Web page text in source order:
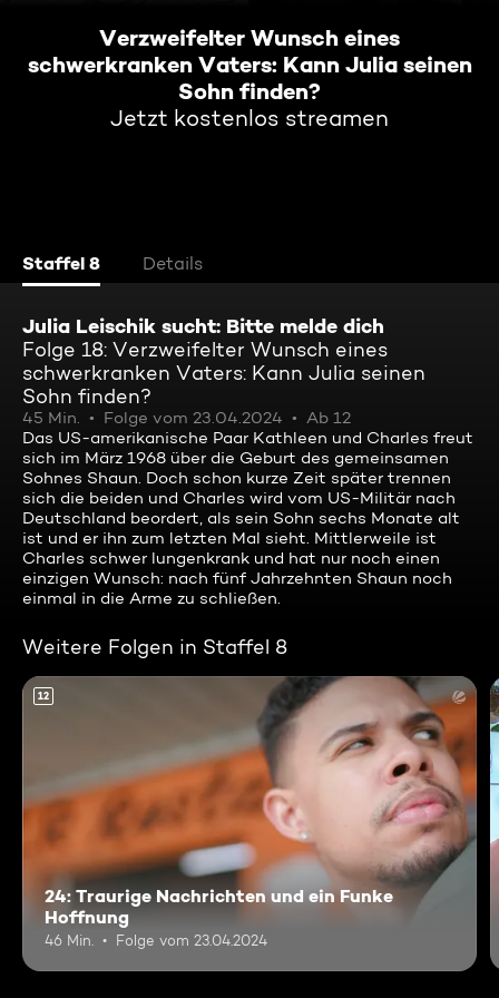
Verzweifelter Wunsch eines
schwerkranken Vaters: Kann Julia seinen
Sohn finden?
Jetzt kostenlos streamen
Staffel 8 Details
Julia Leischik sucht: Bitte melde dich
Folge 18: Verzweifelter Wunsch eines
schwerkranken Vaters: Kann Julia seinen
Sohn finden?
45 Min. Folge vom 23.04.2024
Ab 12
Das US-amerikanische Paar Kathleen und Charles freut
sich im März 1968 über die Geburt des gemeinsamen
Sohnes Shaun. Doch schon kurze Zeit später trennen
sich die beiden und Charles wird vom US-Militär nach
Deutschland beordert, als sein Sohn sechs Monate alt
ist und er ihn zum letzten Mal sieht. Mittlerweile ist
Charles schwer lungenkrank und hat nur noch einen
einzigen Wunsch: nach fünf Jahrzehnten Shaun noch
einmal in die Arme zu schließen.
Weitere Folgen in Staffel 8
12
24: Traurige Nachrichten und ein Funke
Hoffnung
46 Min. Folge vom 23.04.2024